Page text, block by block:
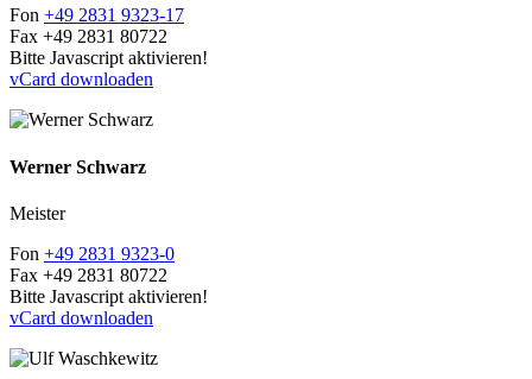
Fon +49 2831 9323-17
Fax +49 2831 80722
Bitte Javascript aktivieren!
vCard downloaden
Werner Schwarz
Meister
Fon +49 2831 9323-0
Fax +49 2831 80722
Bitte Javascript aktivieren!
vCard downloaden